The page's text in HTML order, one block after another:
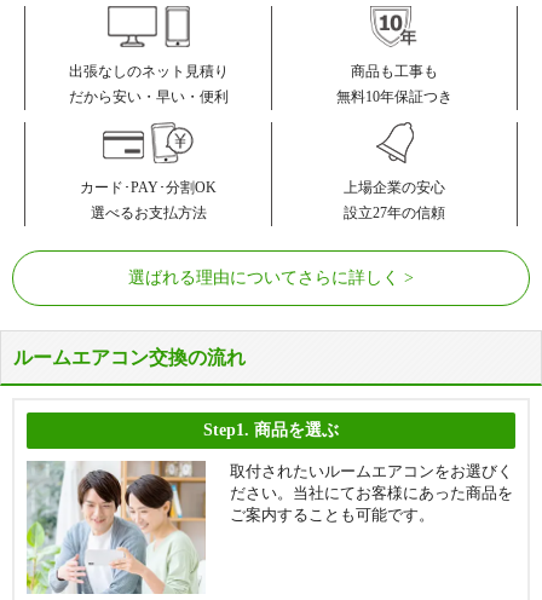
出張なしのネット見積り
だから安い・早い・便利
商品も工事も
無料10年保証つき
カード･PAY･分割OK
選べるお支払方法
上場企業の安心
設立27年の信頼
選ばれる理由についてさらに詳しく
ルームエアコン交換の流れ
Step1. 商品を選ぶ
取付されたいルームエアコンをお選びく
ださい。当社にてお客様にあった商品を
ご案内することも可能です。